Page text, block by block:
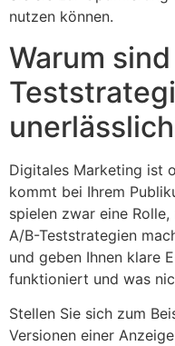
nutzen können.
Warum
Digitales Marketing ist
kommt bei Ihrem
spielen zwar eine
A/B-Teststrategien
und geben Ihnen klare
funktioniert und was
Stellen Sie sich zum
Versionen einer